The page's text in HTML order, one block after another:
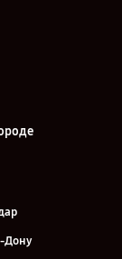
Дону